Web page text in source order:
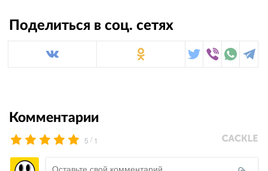
Поделиться в соц. сетях
Комментарии
5 / 1